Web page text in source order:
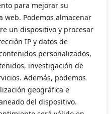
para mejorar su
Podemos almacenar
un dispositivo y procesar
IP y datos de
personalizados,
investigación de
Además, podemos
geográfica e
del dispositivo.